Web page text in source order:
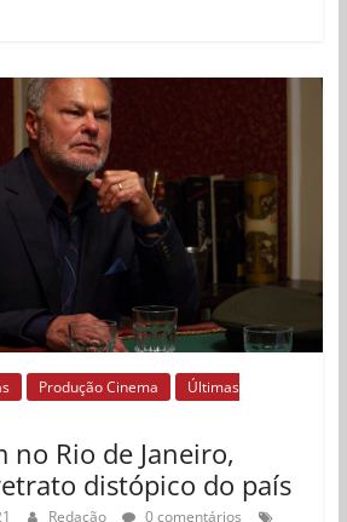
Produção Cinema
Últimas
no Rio de Janeiro,
distópico do país
Redação
0 comentários